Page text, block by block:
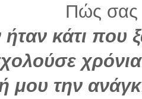
Πώς σας
κάτι που
μου την